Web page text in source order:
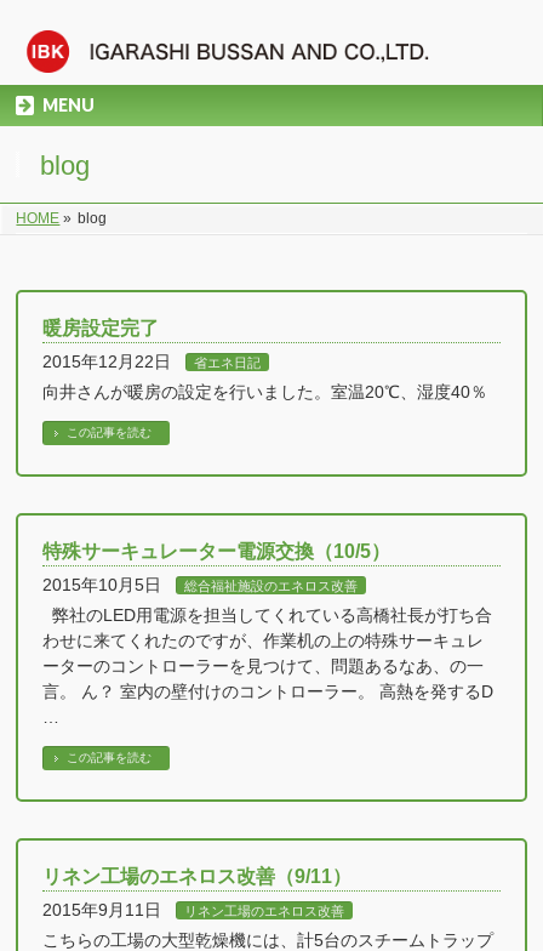
MENU
blog
HOME » blog
暖房設定完了
2015年12月22日 省エネ日記
向井さんが暖房の設定を行いました。室温20℃、湿度40％
この記事を読む
特殊サーキュレーター電源交換（10/5）
2015年10月5日 総合福祉施設のエネロス改善
弊社のLED用電源を担当してくれている高橋社長が打ち合
わせに来てくれたのですが、作業机の上の特殊サーキュレ
ーターのコントローラーを見つけて、問題あるなあ、の一
言。 ん？ 室内の壁付けのコントローラー。 高熱を発するD
この記事を読む
リネン工場のエネロス改善（9/11）
2015年9月11日 リネン工場のエネロス改善
こちらの工場の大型乾燥機には、計5台のスチームトラップ